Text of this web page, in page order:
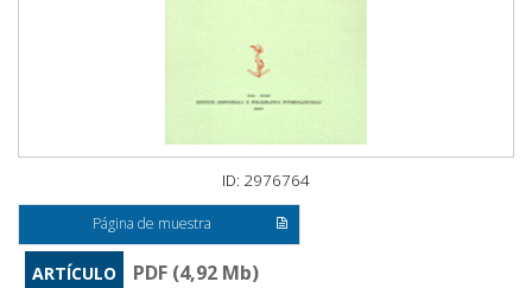
ID: 2976764
Página de muestra
ARTÍCULO
PDF (4,92 Mb)